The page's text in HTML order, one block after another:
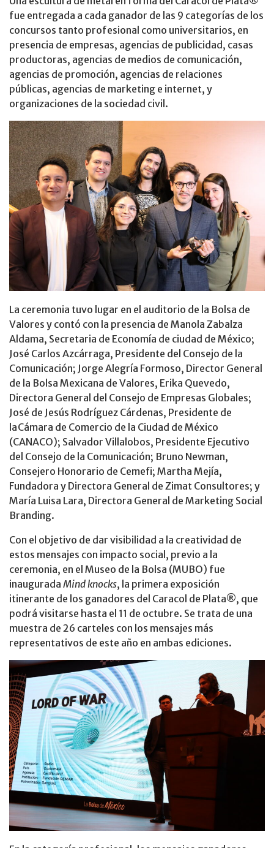
fue entregada a cada ganador de las 9 categorías de los
concursos tanto profesional como universitarios, en
presencia de empresas, agencias de publicidad, casas
productoras, agencias de medios de comunicación,
agencias de promoción, agencias de relaciones
públicas, agencias de marketing e internet, y
organizaciones de la sociedad civil.
La ceremonia tuvo lugar en el auditorio de la Bolsa de
Valores y contó con la presencia de Manola Zabalza
Aldama, Secretaria de Economía de ciudad de México;
José Carlos Azcárraga, Presidente del Consejo de la
Comunicación; Jorge Alegría Formoso, Director General
de la Bolsa Mexicana de Valores, Erika Quevedo,
Directora General del Consejo de Empresas Globales;
José de Jesús Rodríguez Cárdenas, Presidente de
la Cámara de Comercio de la Ciudad de México
(CANACO); Salvador Villalobos, Presidente Ejecutivo
del Consejo de la Comunicación; Bruno Newman,
Consejero Honorario de Cemefi; Martha Mejía,
Fundadora y Directora General de Zimat Consultores; y
María Luisa Lara, Directora General de Marketing Social
Branding.
Con el objetivo de dar visibilidad a la creatividad de
estos mensajes con impacto social, previo a la
ceremonia, en el Museo de la Bolsa (MUBO) fue
inaugurada Mind knocks, la primera exposición
itinerante de los ganadores del Caracol de Plata®, que
podrá visitarse hasta el 11 de octubre. Se trata de una
muestra de 26 carteles con los mensajes más
representativos de este año en ambas ediciones.